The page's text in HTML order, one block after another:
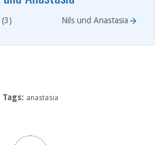
(3) Nils und Anastasia
Tags: anastasia